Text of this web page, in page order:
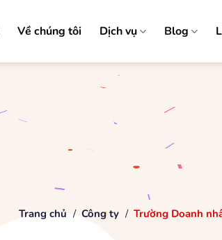
Về chúng tôi Dịch vụ Blog
Trang chủ / Công ty / Trường Doanh